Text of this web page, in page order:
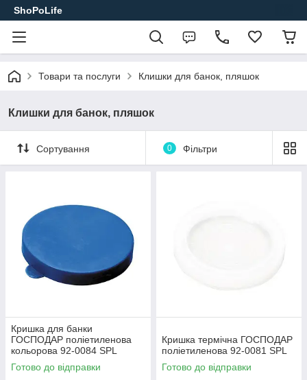
ShoPoLife
Товари та послуги Клишки для банок, пляшок
Клишки для банок, пляшок
Сортування 0 Фільтри
Кришка для банки
ГОСПОДАР поліетиленова
кольорова 92-0084 SPL
Готово до відправки
Кришка термічна ГОСПОДАР
поліетиленова 92-0081 SPL
Готово до відправки